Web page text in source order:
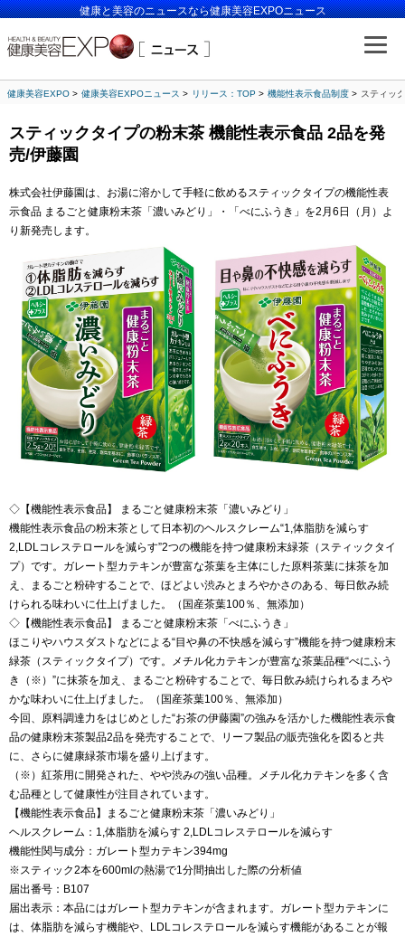
健康と美容のニュースなら健康美容EXPOニュース
健康美容EXPO 健康美容EXPOニュース リリース：TOP 機能性表示食品制度 スティッ
スティックタイプの粉末茶 機能性表示食品 2品を発
売/伊藤園
株式会社伊藤園は、お湯に溶かして手軽に飲めるスティックタイプの機能性表
示食品 まるごと健康粉末茶「濃いみどり」・「べにふうき」を2月6日（月）よ
り新発売します。
◇【機能性表示食品】 まるごと健康粉末茶「濃いみどり」
機能性表示食品の粉末茶として日本初のヘルスクレーム“1,体脂肪を減らす
2,LDLコレステロールを減らす”2つの機能を持つ健康粉末緑茶（スティックタイ
プ）です。ガレート型カテキンが豊富な茶葉を主体にした原料茶葉に抹茶を加
え、まるごと粉砕することで、ほどよい渋みとまろやかさのある、毎日飲み続
けられる味わいに仕上げました。（国産茶葉100％、無添加）
◇【機能性表示食品】 まるごと健康粉末茶「べにふうき」
ほこりやハウスダストなどによる“目や鼻の不快感を減らす”機能を持つ健康粉末
緑茶（スティックタイプ）です。メチル化カテキンが豊富な茶葉品種“べにふう
き（※）”に抹茶を加え、まるごと粉砕することで、毎日飲み続けられるまろや
かな味わいに仕上げました。（国産茶葉100％、無添加）
今回、原料調達力をはじめとした“お茶の伊藤園”の強みを活かした機能性表示食
品の健康粉末茶製品2品を発売することで、リーフ製品の販売強化を図ると共
に、さらに健康緑茶市場を盛り上げます。
（※）紅茶用に開発された、やや渋みの強い品種。メチル化カテキンを多く含
む品種として健康性が注目されています。
【機能性表示食品】まるごと健康粉末茶「濃いみどり」
ヘルスクレーム：1,体脂肪を減らす 2,LDLコレステロールを減らす
機能性関与成分：ガレート型カテキン394mg
※スティック2本を600mlの熱湯で1分間抽出した際の分析値
届出番号：B107
届出表示：本品にはガレート型カテキンが含まれます。ガレート型カテキンに
は、体脂肪を減らす機能や、LDLコレステロールを減らす機能があることが報